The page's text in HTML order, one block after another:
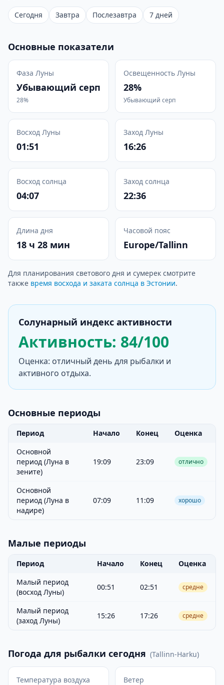
Сегодня Завтра Послезавтра 7 дней
Основные показатели
Фаза Луны
Убывающий серп
28%
Освещенность Луны
28%
Убывающий серп
Восход Луны
01:51
Заход Луны
16:26
Восход солнца
04:07
Заход солнца
22:36
Длина дня
18 ч 28 мин
Часовой пояс
Europe/Tallinn
Для планирования светового дня и сумерек смотрите
также время восхода и заката солнца в Эстонии.
Солунарный индекс активности
Активность: 84/100
Оценка: отличный день для рыбалки и
активного отдыха.
Основные периоды
Период Начало Конец
Оценка
Основной
период (Луна в
зените)
19:09 23:09 отлично
Основной
период (Луна в
надире)
07:09 11:09 хорошо
Малые периоды
Период Начало Конец
Оценка
Малый период
(восход Луны)
00:51 02:51 средне
Малый период
(заход Луны)
15:26 17:26 средне
Погода для рыбалки сегодня (Tallinn-Harku)
Температура воздуха Ветер